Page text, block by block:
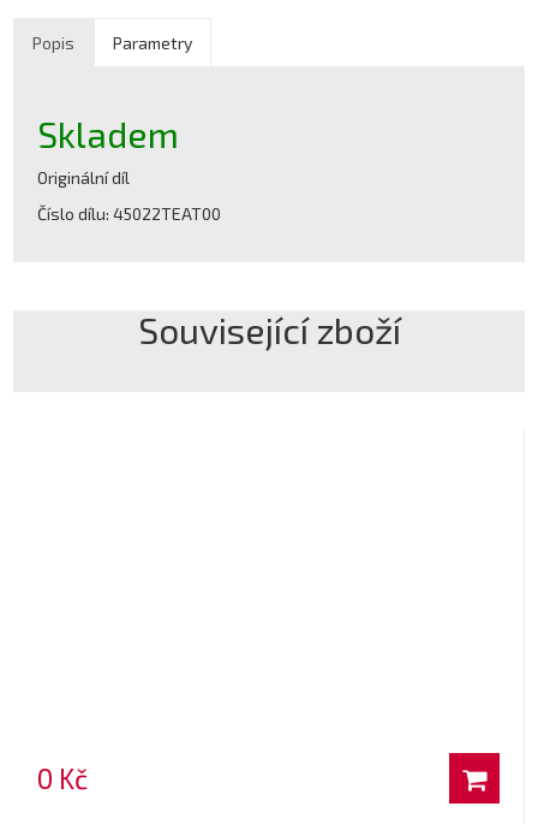
Popis Parametry
Skladem
Originální díl
Číslo dílu: 45022TEAT00
Související zboží
0 Kč